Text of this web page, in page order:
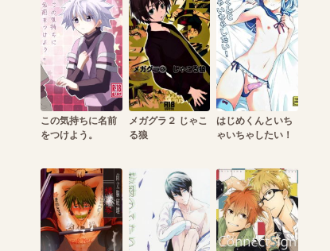
この気持ちに名前
をつけよう。
メガグラ２ じゃこ
る狼
はじめくんといち
ゃいちゃしたい！